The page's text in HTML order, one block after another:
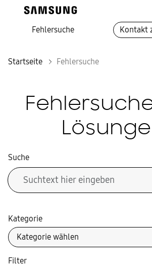
Fehlersuche Kontakt
Startseite Fehlersuche
Suche
Kategorie
Filter